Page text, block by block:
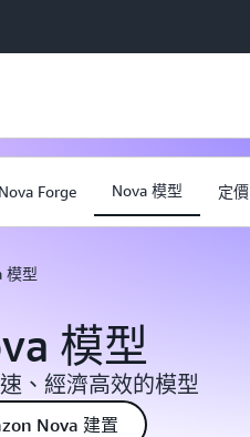
Nova Forge Nova 模型 定價
模型
模型
、經濟高效的模型
Nova 建置